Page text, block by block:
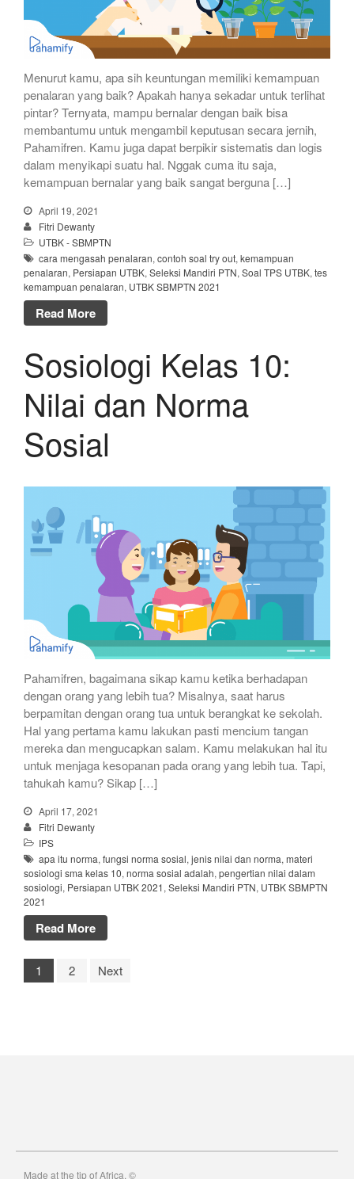
Menurut kamu, apa sih keuntungan memiliki kemampuan
penalaran yang baik? Apakah hanya sekadar untuk terlihat
pintar? Ternyata, mampu bernalar dengan baik bisa
membantumu untuk mengambil keputusan secara jernih,
Pahamifren. Kamu juga dapat berpikir sistematis dan logis
dalam menyikapi suatu hal. Nggak cuma itu saja,
kemampuan bernalar yang baik sangat berguna […]
April 19, 2021
Fitri Dewanty
UTBK - SBMPTN
cara mengasah penalaran, contoh soal try out, kemampuan
penalaran, Persiapan UTBK, Seleksi Mandiri PTN, Soal TPS UTBK, tes
kemampuan penalaran, UTBK SBMPTN 2021
Read More
Sosiologi Kelas 10:
Nilai dan Norma
Sosial
Pahamifren, bagaimana sikap kamu ketika berhadapan
dengan orang yang lebih tua? Misalnya, saat harus
berpamitan dengan orang tua untuk berangkat ke sekolah.
Hal yang pertama kamu lakukan pasti mencium tangan
mereka dan mengucapkan salam. Kamu melakukan hal itu
untuk menjaga kesopanan pada orang yang lebih tua. Tapi,
tahukah kamu? Sikap […]
April 17, 2021
Fitri Dewanty
IPS
apa itu norma, fungsi norma sosial, jenis nilai dan norma, materi
sosiologi sma kelas 10, norma sosial adalah, pengertian nilai dalam
sosiologi, Persiapan UTBK 2021, Seleksi Mandiri PTN, UTBK SBMPTN
2021
Read More
1 2 Next
Made at the tip of Africa. ©